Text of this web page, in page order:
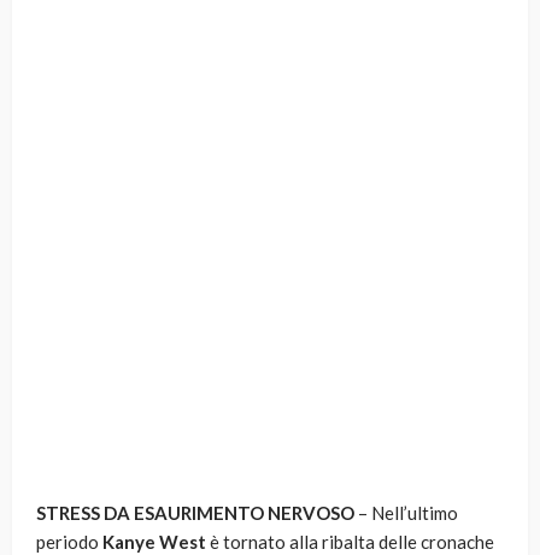
STRESS DA ESAURIMENTO NERVOSO – Nell’ultimo
periodo Kanye West è tornato alla ribalta delle cronache